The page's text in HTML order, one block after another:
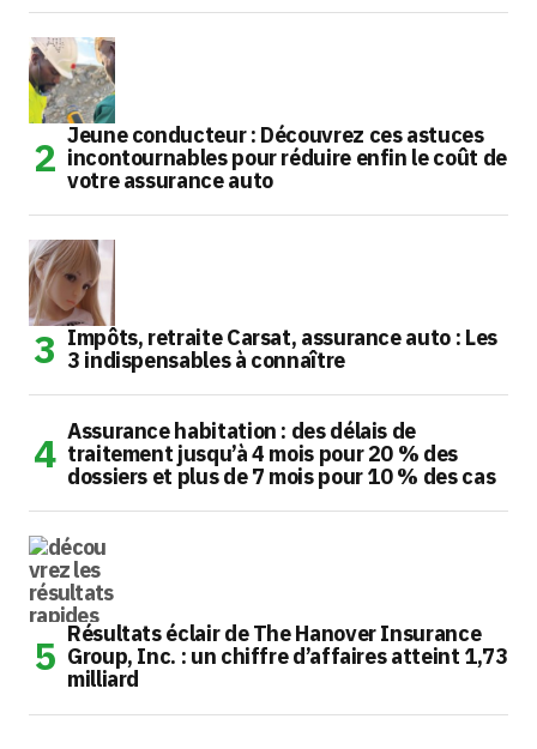
Jeune conducteur : Découvrez ces astuces
incontournables pour réduire enfin le coût de
votre assurance auto
Impôts, retraite Carsat, assurance auto : Les
3 indispensables à connaître
Assurance habitation : des délais de
traitement jusqu’à 4 mois pour 20 % des
dossiers et plus de 7 mois pour 10 % des cas
Résultats éclair de The Hanover Insurance
Group, Inc. : un chiffre d’affaires atteint 1,73
milliard